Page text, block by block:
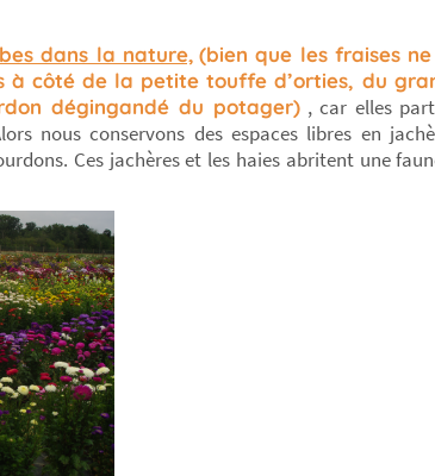
dans la nature, (bien que les fraises
à côté de la petite touffe d’orties, du
dégingandé du potager) , car elles
nous conservons des espaces libres en
Ces jachères et les haies abritent une